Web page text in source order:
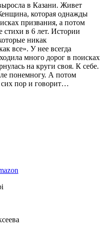
в Казани. Живет
которая однажды
призвания, а потом
в 6 лет. Истории
никак
все». У нее всегда
много дорог в поисках
на круги своя. К себе.
понемногу. А потом
сих пор и говорит…